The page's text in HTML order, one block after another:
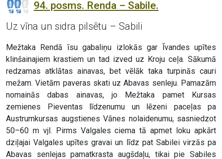
94. posms. Renda – Sabile.
Uz vīna un sidra pilsētu – Sabili
Mežtaka Rendā īsu gabaliņu izlokās gar Īvandes upītes
klinšainajiem krastiem un tad izved uz Kroju ceļa. Sākumā
redzamas atklātas ainavas, bet vēlāk taka turpinās cauri
mežam. Vietām paveras skati uz Abavas senleju. Pamazām
nomainās dabas ainavas, jo Mežtaka pamet Kursas
zemienes Pieventas līdzenumu un lēzeni paceļas pa
Austrumkursas augstienes Vānes nolaidenumu, sasniedzot
50–60 m vjl. Pirms Valgales ciema tā apmet loku apkārt
dziļajai Valgales upītes gravai un līdz pat Sabilei virzās pa
Abavas senlejas pamatkrasta augšdaļu, tikai pie Sabiles